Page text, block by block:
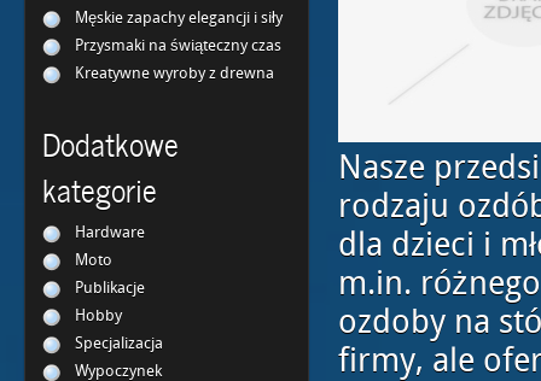
Męskie zapachy elegancji i siły
Przysmaki na świąteczny czas
Kreatywne wyroby z drewna
Dodatkowe
kategorie
Hardware
Moto
Publikacje
Hobby
Specjalizacja
Wypoczynek
Nasze
rodzaju
dla dzieci i
m.in.
ozdoby na
firmy, ale